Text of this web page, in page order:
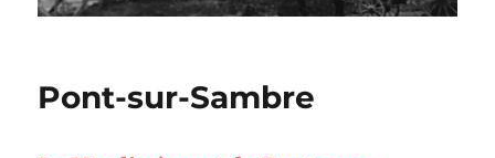
Pont-sur-Sambre